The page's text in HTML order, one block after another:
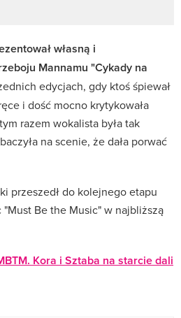
własną i
Mannamu "Cykady na
edycjach, gdy ktoś śpiewał
i dość mocno krytykowała
razem wokalista była tak
na scenie, że dała porwać
przeszedł do kolejnego etapu
Be the Music" w najbliższą
Kora i Sztaba na starcie dali